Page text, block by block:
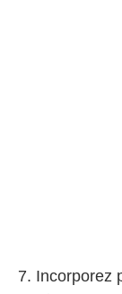
7. Incorporez